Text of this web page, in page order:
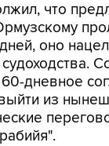
что
оно
дневное
из